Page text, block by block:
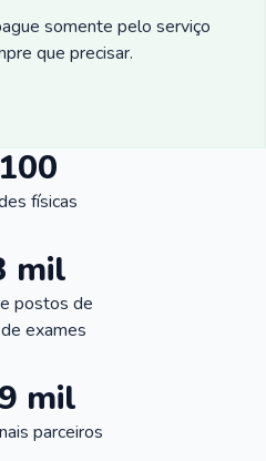
somente pelo serviço
que precisar.
físicas
mil
postos de
exames
mil
parceiros